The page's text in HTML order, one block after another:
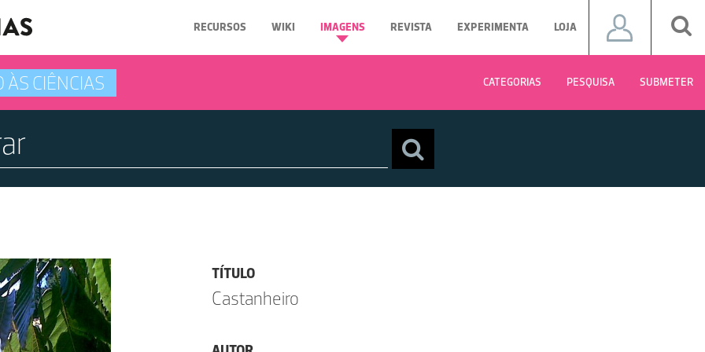
RECURSOS WIKI IMAGENS REVISTA EXPERIMENTA LOJA
ÀS CIÊNCIAS CATEGORIAS PESQUISA SUBMETER
TÍTULO
Castanheiro